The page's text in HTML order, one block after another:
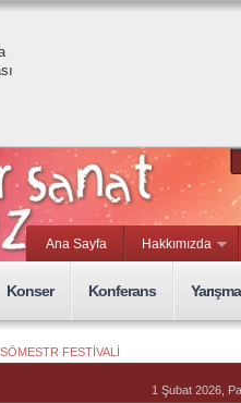
Ana Sayfa Hakkımızda
Konser Konferans Yarışma
SÖMESTR FESTİVALİ
1 Şubat 2026,